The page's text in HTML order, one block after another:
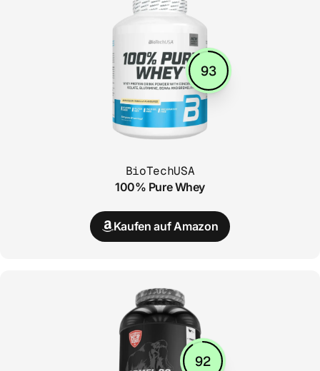
93
BioTechUSA
100% Pure Whey
Kaufen auf Amazon
92